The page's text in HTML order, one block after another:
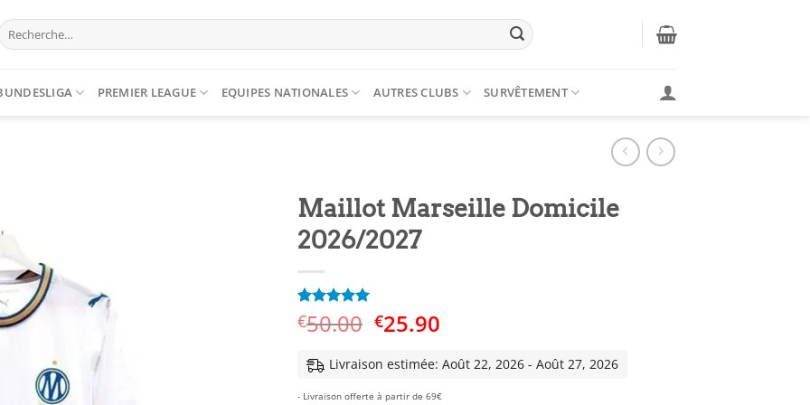
Recherche
pour :
PREMIER LEAGUE EQUIPES NATIONALES AUTRES CLUBS SURVÊTEMENT
Maillot Marseille Domicile
2026/2027
Noté 5sur
5 basé sur
6
client
€50.00 Le
initial
était :
€25.90
actuel
est :
Livraison estimée: Août 22, 2026 - Août 27, 2026
- Livraison offerte à partir de 69€